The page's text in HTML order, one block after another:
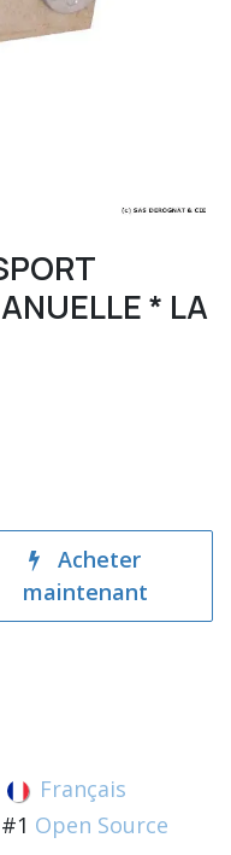
* LA
Acheter
maintenant
Français
Open Source